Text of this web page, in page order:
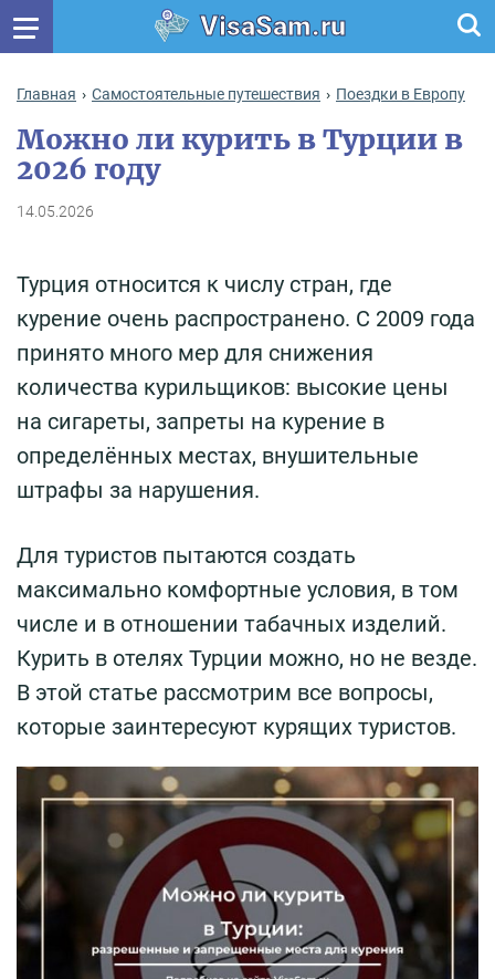
VisaSam.ru
Главная Самостоятельные путешествия Поездки в Европу
Можно ли курить в Турции в
2026 году
14.05.2026
Турция относится к числу стран, где
курение очень распространено. С 2009 года
принято много мер для снижения
количества курильщиков: высокие цены
на сигареты, запреты на курение в
определённых местах, внушительные
штрафы за нарушения.
Для туристов пытаются создать
максимально комфортные условия, в том
числе и в отношении табачных изделий.
Курить в отелях Турции можно, но не везде.
В этой статье рассмотрим все вопросы,
которые заинтересуют курящих туристов.